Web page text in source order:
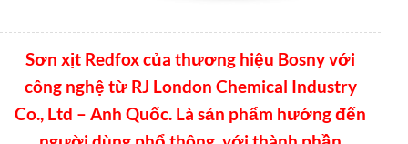
Sơn xịt Redfox của thương hiệu Bosny với
công nghệ từ RJ London Chemical Industry
Co., Ltd – Anh Quốc. Là sản phẩm hướng đến